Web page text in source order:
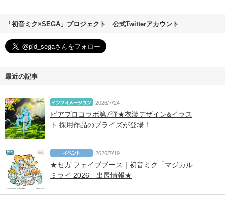
「初音ミク×SEGA」プロジェクト 公式Twitterアカウント
最近の記事
2026/7/24
ピアプロコラボ第7弾★衣装デザイン&イラス
ト 採用作品のプライズが登場！
2026/7/19
★セガ フェイブブース｜初音ミク「マジカル
ミライ 2026」出展情報★